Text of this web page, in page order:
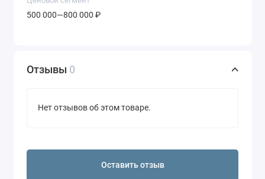
500 000—800 000 ₽
Отзывы 0
Нет отзывов об этом товаре.
Оставить отзыв